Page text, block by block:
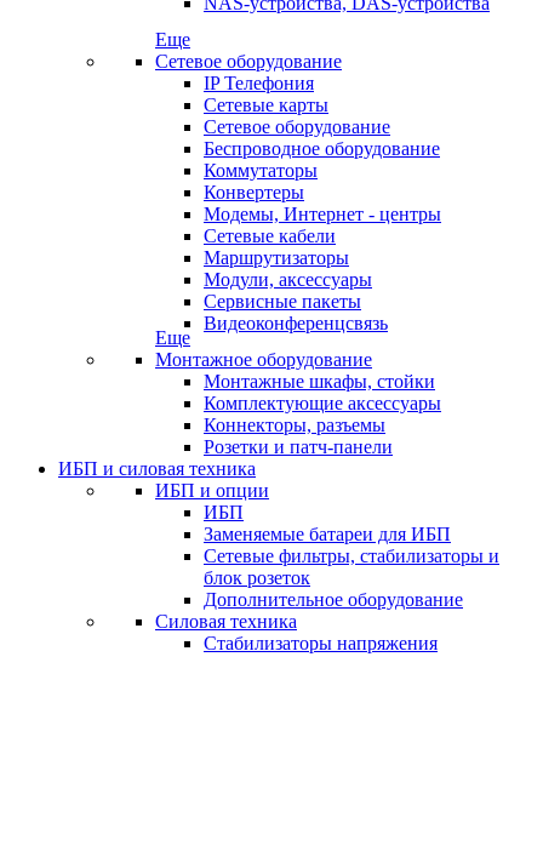
Еще
Сетевое оборудование
IP Телефония
Сетевые карты
Сетевое оборудование
Беспроводное оборудование
Коммутаторы
Конвертеры
Модемы, Интернет - центры
Сетевые кабели
Маршрутизаторы
Модули, аксессуары
Сервисные пакеты
Видеоконференцсвязь
Еще
Монтажное оборудование
Монтажные шкафы, стойки
Комплектующие аксессуары
Коннекторы, разъемы
Розетки и патч-панели
ИБП и силовая техника
ИБП и опции
ИБП
Заменяемые батареи для ИБП
Сетевые фильтры, стабилизаторы и
блок розеток
Дополнительное оборудование
Силовая техника
Стабилизаторы напряжения